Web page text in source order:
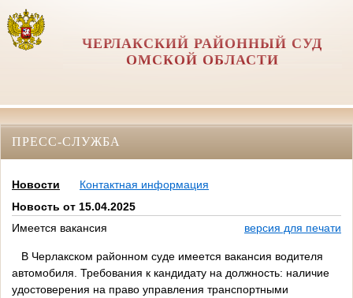
ЧЕРЛАКСКИЙ РАЙОННЫЙ СУД
ОМСКОЙ ОБЛАСТИ
ПРЕСС-СЛУЖБА
Новости
Контактная информация
Новость от 15.04.2025
Имеется вакансия
версия для печати
В Черлакском районном суде имеется вакансия водителя
автомобиля. Требования к кандидату на должность: наличие
удостоверения на право управления транспортными